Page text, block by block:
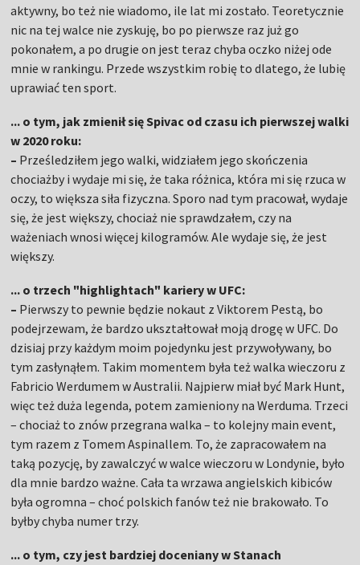
aktywny, bo też nie wiadomo, ile lat mi zostało. Teoretycznie
nic na tej walce nie zyskuję, bo po pierwsze raz już go
pokonałem, a po drugie on jest teraz chyba oczko niżej ode
mnie w rankingu. Przede wszystkim robię to dlatego, że lubię
uprawiać ten sport.
... o tym, jak zmienił się Spivac od czasu ich pierwszej walki
w 2020 roku:
– Prześledziłem jego walki, widziałem jego skończenia
chociażby i wydaje mi się, że taka różnica, która mi się rzuca w
oczy, to większa siła fizyczna. Sporo nad tym pracował, wydaje
się, że jest większy, chociaż nie sprawdzałem, czy na
ważeniach wnosi więcej kilogramów. Ale wydaje się, że jest
większy.
... o trzech "highlightach" kariery w UFC:
– Pierwszy to pewnie będzie nokaut z Viktorem Pestą, bo
podejrzewam, że bardzo ukształtował moją drogę w UFC. Do
dzisiaj przy każdym moim pojedynku jest przywoływany, bo
tym zasłynąłem. Takim momentem była też walka wieczoru z
Fabricio Werdumem w Australii. Najpierw miał być Mark Hunt,
więc też duża legenda, potem zamieniony na Werduma. Trzeci
– chociaż to znów przegrana walka – to kolejny main event,
tym razem z Tomem Aspinallem. To, że zapracowałem na
taką pozycję, by zawalczyć w walce wieczoru w Londynie, było
dla mnie bardzo ważne. Cała ta wrzawa angielskich kibiców
była ogromna – choć polskich fanów też nie brakowało. To
byłby chyba numer trzy.
... o tym, czy jest bardziej doceniany w Stanach